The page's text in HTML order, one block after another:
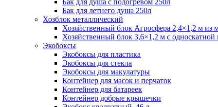
Бак для душа с подогревом 250л
Бак для летнего душа 250л
Хозблок металлический
Хозяйственный блок Агросфера 2,4×1,2 м из
Хозяйственный блок 3,6×1,2 м с
Экобоксы
Экобоксы для пластика
Экобоксы для стекла
Экобоксы для макулатуры
Контейнер для масок и перчаток
Контейнер для батареек
Контейнер добрые крышечки